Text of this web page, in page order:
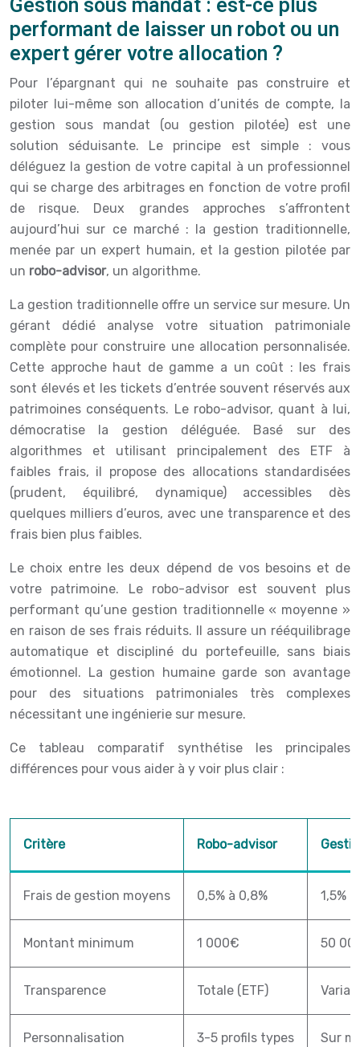
Gestion sous mandat : est-ce plus
performant de laisser un robot ou un
expert gérer votre allocation ?
Pour l’épargnant qui ne souhaite pas construire et
piloter lui-même son allocation d’unités de compte, la
gestion sous mandat (ou gestion pilotée) est une
solution séduisante. Le principe est simple : vous
déléguez la gestion de votre capital à un professionnel
qui se charge des arbitrages en fonction de votre profil
de risque. Deux grandes approches s’affrontent
aujourd’hui sur ce marché : la gestion traditionnelle,
menée par un expert humain, et la gestion pilotée par
un robo-advisor, un algorithme.
La gestion traditionnelle offre un service sur mesure. Un
gérant dédié analyse votre situation patrimoniale
complète pour construire une allocation personnalisée.
Cette approche haut de gamme a un coût : les frais
sont élevés et les tickets d’entrée souvent réservés aux
patrimoines conséquents. Le robo-advisor, quant à lui,
démocratise la gestion déléguée. Basé sur des
algorithmes et utilisant principalement des ETF à
faibles frais, il propose des allocations standardisées
(prudent, équilibré, dynamique) accessibles dès
quelques milliers d’euros, avec une transparence et des
frais bien plus faibles.
Le choix entre les deux dépend de vos besoins et de
votre patrimoine. Le robo-advisor est souvent plus
performant qu’une gestion traditionnelle « moyenne »
en raison de ses frais réduits. Il assure un rééquilibrage
automatique et discipliné du portefeuille, sans biais
émotionnel. La gestion humaine garde son avantage
pour des situations patrimoniales très complexes
nécessitant une ingénierie sur mesure.
Ce tableau comparatif synthétise les principales
différences pour vous aider à y voir plus clair :
Critère Robo-advisor
Frais de gestion moyens 0,5% à 0,8% 1,5%
Montant minimum 1 000€ 50
Transparence Totale (ETF)
Personnalisation 3-5 profils types Sur